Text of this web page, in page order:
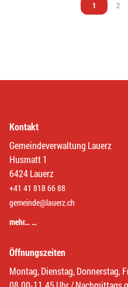
Vous êtes
1 2
Kontakt
Gemeindeverwaltung Lauerz
Husmatt 1
6424 Lauerz
+41 41 818 66 88
gemeinde@lauerz.ch
mehr… …
Öffnungszeiten
Montag, Dienstag, Donnerstag,